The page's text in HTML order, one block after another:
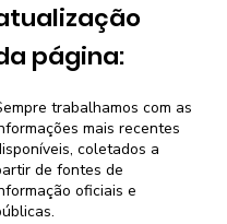
página:
trabalhamos com as
mais recentes
coletados a
de fontes de
oficiais e